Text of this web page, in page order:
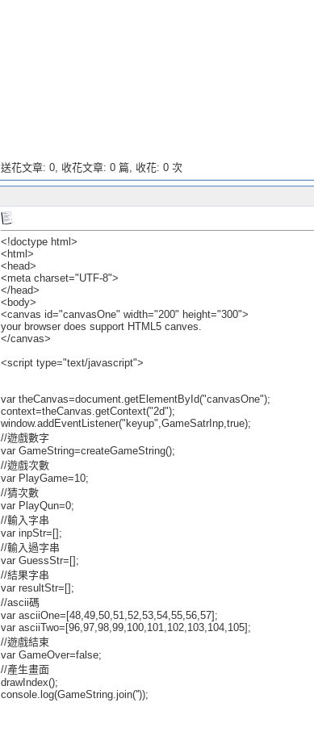
送花文章: 0, 收花文章: 0 篇, 收花: 0 次
<!doctype html>
<html>
<head>
<meta charset="UTF-8">
</head>
<body>
<canvas id="canvasOne" width="200" height="300">
your browser does support HTML5 canves.
</canvas>
<script type="text/javascript">
var theCanvas=document.getElementById("canvasOne");
context=theCanvas.getContext("2d");
window.addEventListener("keyup",GameSatrInp,true);
//遊戲數字
var GameString=createGameString();
//遊戲次數
var PlayGame=10;
//猜次數
var PlayQun=0;
//輸入字串
var inpStr=[];
//輸入過字串
var GuessStr=[];
//結果字串
var resultStr=[];
//ascii碼
var asciiOne=[48,49,50,51,52,53,54,55,56,57];
var asciiTwo=[96,97,98,99,100,101,102,103,104,105];
//遊戲結束
var GameOver=false;
//產生畫面
drawIndex();
console.log(GameString.join(''));